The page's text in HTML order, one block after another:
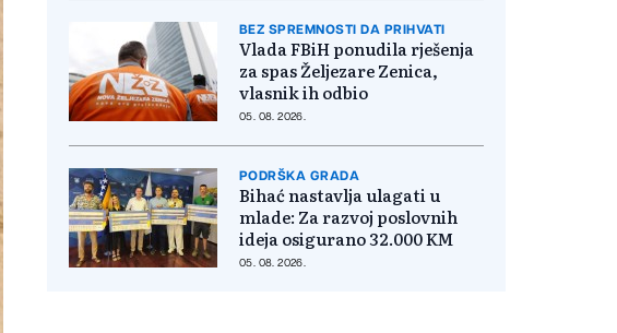
BEZ SPREMNOSTI DA PRIHVATI
Vlada FBiH ponudila rješenja
za spas Željezare Zenica,
vlasnik ih odbio
05. 08. 2026.
PODRŠKA GRADA
Bihać nastavlja ulagati u
mlade: Za razvoj poslovnih
ideja osigurano 32.000 KM
05. 08. 2026.